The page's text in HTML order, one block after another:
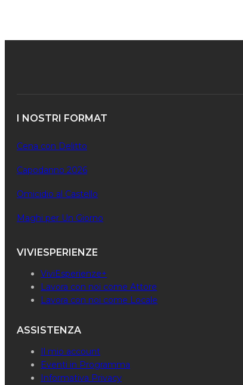
I NOSTRI FORMAT
Cena con Delitto
Capodanno 2026
Omicidio al Castello
Maghi per Un Giorno
VIVIESPERIENZE
ViviEsperienze+
Lavora con noi come Attore
Lavora con noi come Locale
ASSISTENZA
Il mio account
Eventi in Programma
Informativa Privacy